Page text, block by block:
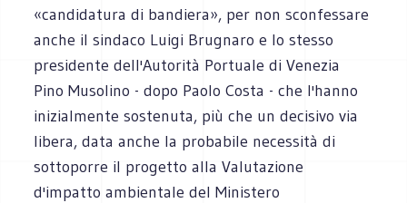
«candidatura di bandiera», per non sconfessare
anche il sindaco Luigi Brugnaro e lo stesso
presidente dell'Autorità Portuale di Venezia
Pino Musolino - dopo Paolo Costa - che l'hanno
inizialmente sostenuta, più che un decisivo via
libera, data anche la probabile necessità di
sottoporre il progetto alla Valutazione
d'impatto ambientale del Ministero